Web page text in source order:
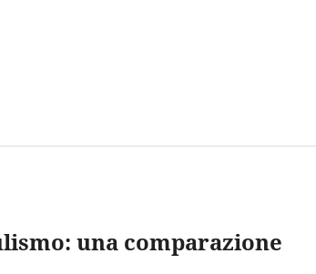
una comparazione